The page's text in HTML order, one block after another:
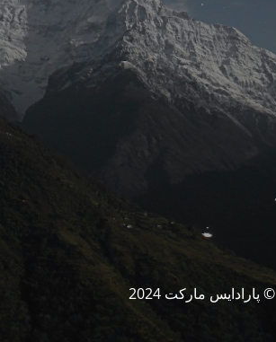
© پارادایس مارکت 2024